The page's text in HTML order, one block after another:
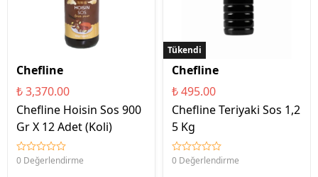
Chefline
₺ 3,370.00
Chefline Hoisin Sos 900
Gr X 12 Adet (Koli)
0 Değerlendirme
Tükendi
Chefline
₺ 495.00
Chefline Teriyaki Sos 1,2
5 Kg
0 Değerlendirme